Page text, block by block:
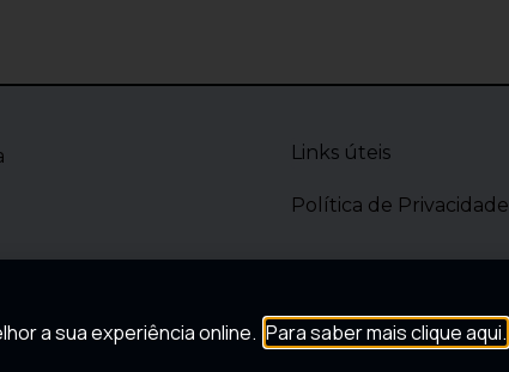
Links úteis
Política de Privacidade
a sua experiência online. Para saber mais clique aqui.